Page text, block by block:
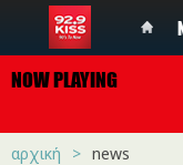
NOW PLAYING
αρχική news